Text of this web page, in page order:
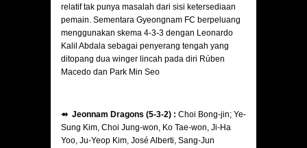
relatif tak punya masalah dari sisi ketersediaan
pemain. Sementara Gyeongnam FC berpeluang
menggunakan skema 4-3-3 dengan Leonardo
Kalil Abdala sebagai penyerang tengah yang
ditopang dua winger lincah pada diri Rúben
Macedo dan Park Min Seo
⇴ Jeonnam Dragons (5-3-2) : Choi Bong-jin; Ye-
Sung Kim, Choi Jung-won, Ko Tae-won, Ji-Ha
Yoo, Ju-Yeop Kim, José Alberti, Sang-Jun